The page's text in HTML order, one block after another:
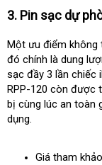
3. Pin sạc dự
Một ưu điểm không
đó chính là dung
sạc đầy 3 lần chiếc
RPP-120 còn được
bị cùng lúc an toàn
dụng.
Giá tham